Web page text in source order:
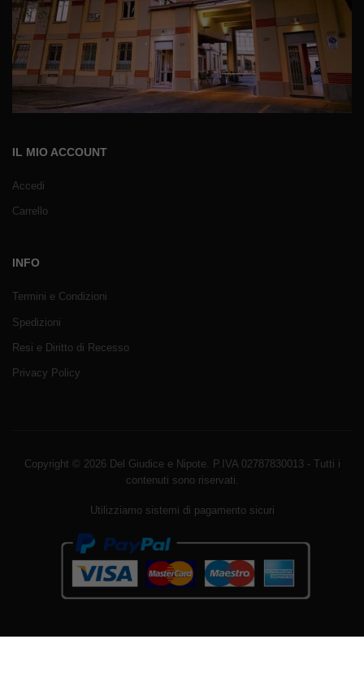
IL MIO ACCOUNT
Accedi
Carrello
INFO
Termini e Condizioni
Spedizioni
Resi e Diritto di Recesso
Privacy Policy
Copyright © 2026 Del Giudice e Nipote. P.IVA 02787830013 - Tutti i
contenuti sono riservati.
Utilizziamo sistemi di pagamento sicuri